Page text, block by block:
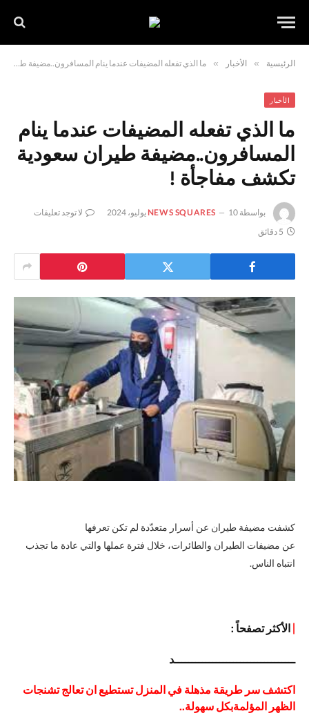
الرئيسية » الأخبار » ما الذي تفعله المضيفات عندما ينام المسافرون..مضيفة طيران سعودية تكشف مفاجأة !
الأخبار
ما الذي تفعله المضيفات عندما ينام
المسافرون..مضيفة طيران سعودية
تكشف مفاجأة !
بواسطة NEWS SQUARES 10 يوليو، 2024
لا توجد تعليقات
5 دقائق
كشفت مضيفة طيران عن أسرار متعدّدة لم تكن تعرفها
عن مضيفات الطيران والطائرات، خلال فترة عملها والتي عادة ما تجذب
انتباه الناس.
الأكثر تصفحاً :
ـــــــــــــــــــــــــــــــــــد
اكتشف سر طريقة مذهلة في المنزل تستطيع ان تعالج تشنجات
الظهر المؤلمةبكل سهولة..